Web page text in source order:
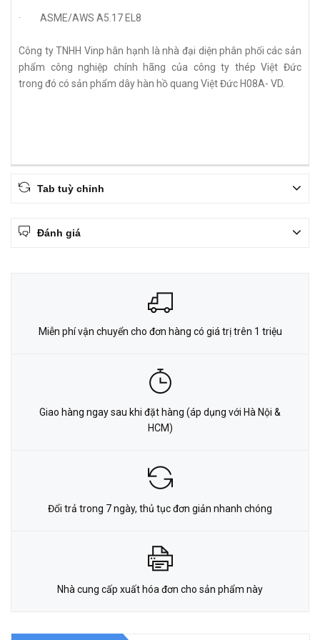
· ASME/AWS A5.17 EL8
Công ty TNHH Vinp hân hạnh là nhà đại diện phân phối các sản
phẩm công nghiệp chính hãng của công ty thép Việt Đức
trong đó có sản phẩm dây hàn hồ quang Việt Đức H08A- VD.
Tab tuỳ chỉnh
Đánh giá
Miễn phí vận chuyển cho đơn hàng có giá trị trên 1 triệu
Giao hàng ngay sau khi đặt hàng (áp dụng với Hà Nội &
HCM)
Đổi trả trong 7 ngày, thủ tục đơn giản nhanh chóng
Nhà cung cấp xuất hóa đơn cho sản phẩm này